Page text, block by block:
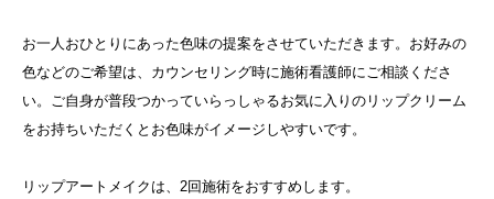
お一人おひとりにあった色味の提案をさせていただきます。お好みの
色などのご希望は、カウンセリング時に施術看護師にご相談くださ
い。ご自身が普段つかっていらっしゃるお気に入りのリップクリーム
をお持ちいただくとお色味がイメージしやすいです。
リップアートメイクは、2回施術をおすすめします。